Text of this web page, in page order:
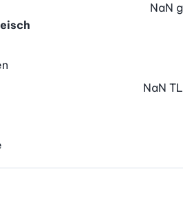
NaN g
NaN TL